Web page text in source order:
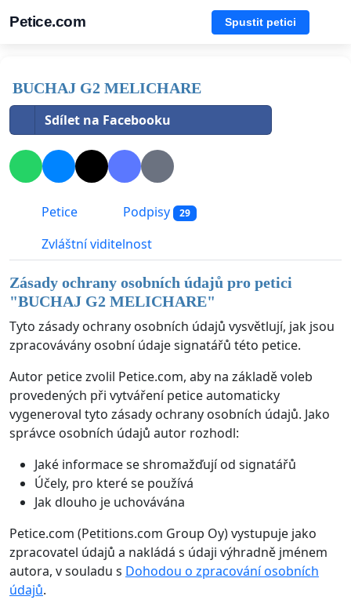
Petice.com Spustit petici
BUCHAJ G2 MELICHARE
Sdílet na Facebooku
Petice Podpisy 29
Zvláštní viditelnost
Zásady ochrany osobních údajů pro petici
"BUCHAJ G2 MELICHARE"
Tyto zásady ochrany osobních údajů vysvětlují, jak jsou
zpracovávány osobní údaje signatářů této petice.
Autor petice zvolil Petice.com, aby na základě voleb
provedených při vytváření petice automaticky
vygeneroval tyto zásady ochrany osobních údajů. Jako
správce osobních údajů autor rozhodl:
Jaké informace se shromažďují od signatářů
Účely, pro které se používá
Jak dlouho je uchovávána
Petice.com (Petitions.com Group Oy) vystupuje jako
zpracovatel údajů a nakládá s údaji výhradně jménem
autora, v souladu s Dohodou o zpracování osobních
údajů.